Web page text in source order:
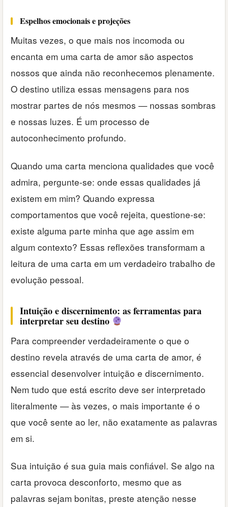
Espelhos emocionais e projeções
Muitas vezes, o que mais nos incomoda ou
encanta em uma carta de amor são aspectos
nossos que ainda não reconhecemos plenamente.
O destino utiliza essas mensagens para nos
mostrar partes de nós mesmos — nossas sombras
e nossas luzes. É um processo de
autoconhecimento profundo.
Quando uma carta menciona qualidades que você
admira, pergunte-se: onde essas qualidades já
existem em mim? Quando expressa
comportamentos que você rejeita, questione-se:
existe alguma parte minha que age assim em
algum contexto? Essas reflexões transformam a
leitura de uma carta em um verdadeiro trabalho de
evolução pessoal.
Intuição e discernimento: as ferramentas para
interpretar seu destino
Para compreender verdadeiramente o que o
destino revela através de uma carta de amor, é
essencial desenvolver intuição e discernimento.
Nem tudo que está escrito deve ser interpretado
literalmente — às vezes, o mais importante é o
que você sente ao ler, não exatamente as palavras
em si.
Sua intuição é sua guia mais confiável. Se algo na
carta provoca desconforto, mesmo que as
palavras sejam bonitas, preste atenção nesse